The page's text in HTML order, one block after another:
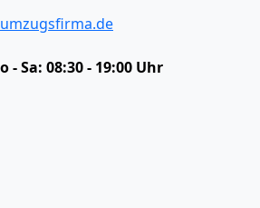
- Sa: 08:30 - 19:00 Uhr